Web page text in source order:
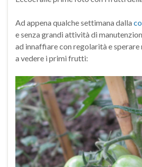
Ad appena qualche settimana dalla
e senza grandi attività di
ad innaffiare con regolarità e sperare
a vedere i primi frutti: